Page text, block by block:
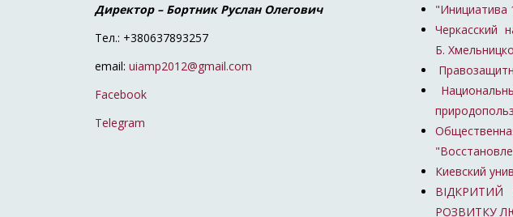
Директор – Бортник Руслан Олегович
Тел.: +380637893257
email: uiamp2012@gmail.com
Facebook
Telegram
"Инициатива
Черкасский
Б.
Киевский
ВІДКРИТИЙ
РОЗВИТКУ